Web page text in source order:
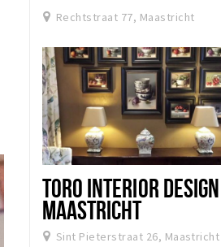
ANTIQUARIAAT /
Rechtstraat 77, Maastricht
TORO INTERIOR DESIGN
MAASTRICHT
EXCLUSIEVE INTERIEURS
Sint Pieterstraat 26, Maastricht